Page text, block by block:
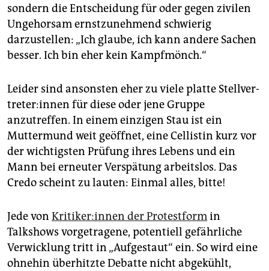
sondern die Entscheidung für oder gegen zivilen
Ungehorsam ernstzunehmend schwierig
darzustellen: „Ich glaube, ich kann andere Sachen
besser. Ich bin eher kein Kampfmönch.“
Leider sind ansonsten eher zu viele platte Stell­ver­
tre­te­r:in­nen für diese oder jene Gruppe
anzutreffen. In einem einzigen Stau ist ein
Muttermund weit geöffnet, eine Cellistin kurz vor
der wichtigsten Prüfung ihres Lebens und ein
Mann bei erneuter Verspätung arbeitslos. Das
Credo scheint zu lauten: Einmal alles, bitte!
Jede von Kri­ti­ke­r:in­nen der Protestformin
Talkshows vorgetragene, potentiell gefährliche
Verwicklung tritt in „Aufgestaut“ ein. So wird eine
ohnehin überhitzte Debatte nicht abgekühlt,